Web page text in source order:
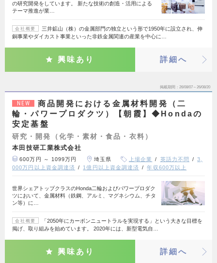
の研究開発をしています。 新たな技術の創造・活用による
テーマ推進が業…
会社概要
三井鉱山（株）の金属部門の独立という形で1950年に設立され、伸
銅事業やダイカスト事業といった非鉄金属関連の産業を中心に…
興味あり 詳細へ
掲載期間 26/08/07～26/08/20
NEW
商品開発における金属材料開発（二
輪・パワープロダクツ）【朝霞】◆Hondaの
安定基盤
研究・開発（化学・素材・食品・衣料）
本田技研工業株式会社
600万円 ～ 1099万円 埼玉県 上場企業 英語力不問
3,
000万円以上資金調達済
1億円以上資金調達済 年収600万以上
世界シェアトップクラスのHonda二輪およびパワープロダク
ツにおいて、金属材料（鉄鋼、アルミ、マグネシウム、チタ
ン等）に…
会社概要
「2050年にカーボンニュートラルを実現する」という大きな目標を
掲げ、取り組みを始めています。 2020年には、新型電気自…
興味あり 詳細へ